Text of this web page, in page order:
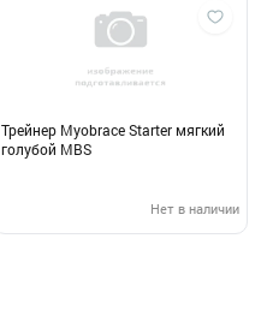
Трейнер Myobrace Starter мягкий
голубой MBS
Нет в наличии